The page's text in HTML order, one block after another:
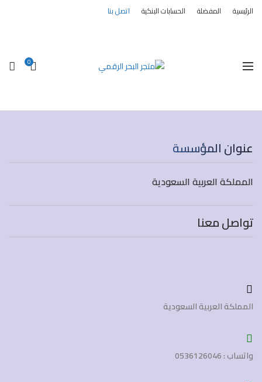
الرئيسية المفضلة الحسابات البنكية اتصل بنا
0
عنوان المؤسسة
المملكة العربية السعودية
تواصل معنا
المملكة العربية السعودية
واتساب : 0536126046